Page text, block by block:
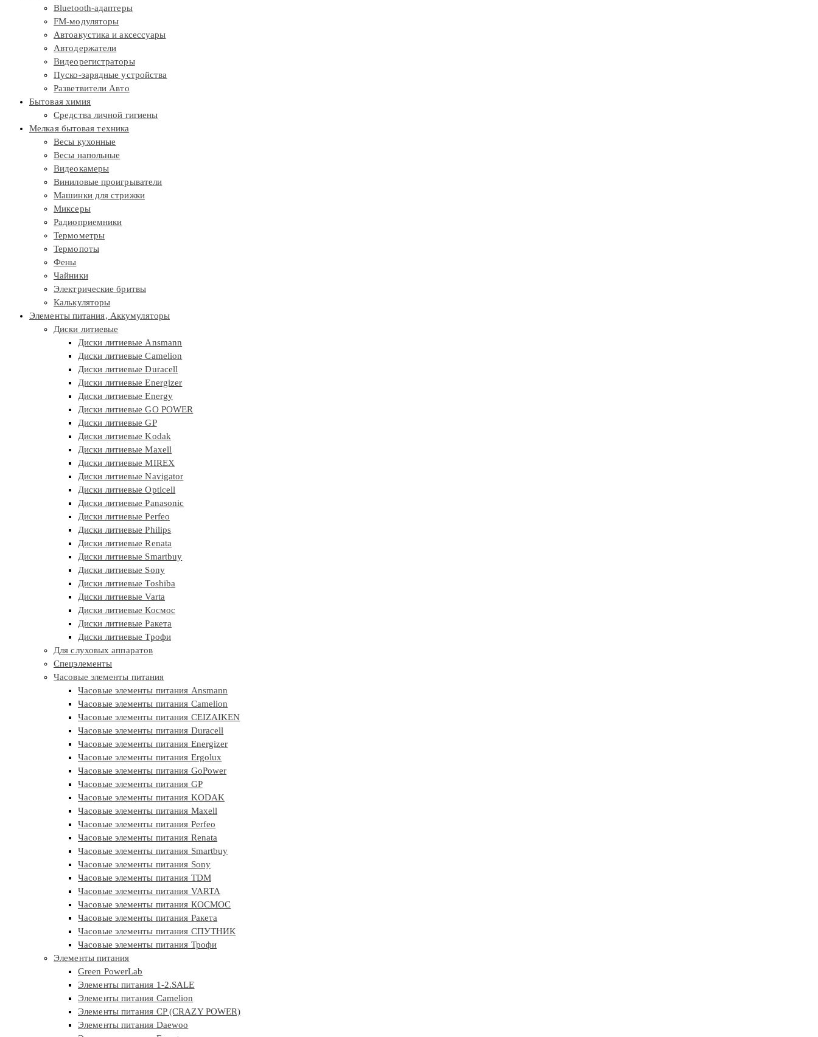
Bluetooth-адаптеры
FM-модуляторы
Автоакустика и аксессуары
Автодержатели
Видеорегистраторы
Пуско-зарядные устройства
Разветвители Авто
Бытовая химия
Средства личной гигиены
Мелкая бытовая техника
Весы кухонные
Весы напольные
Видеокамеры
Виниловые проигрыватели
Машинки для стрижки
Миксеры
Радиоприемники
Термометры
Термопоты
Фены
Чайники
Электрические бритвы
Калькуляторы
Элементы питания, Аккумуляторы
Диски литиевые
Диски литиевые Ansmann
Диски литиевые Camelion
Диски литиевые Duracell
Диски литиевые Energizer
Диски литиевые Energy
Диски литиевые GO POWER
Диски литиевые GP
Диски литиевые Kodak
Диски литиевые Maxell
Диски литиевые MIREX
Диски литиевые Navigator
Диски литиевые Opticell
Диски литиевые Panasonic
Диски литиевые Perfeo
Диски литиевые Philips
Диски литиевые Renata
Диски литиевые Smartbuy
Диски литиевые Sony
Диски литиевые Toshiba
Диски литиевые Varta
Диски литиевые Космос
Диски литиевые Ракета
Диски литиевые Трофи
Для слуховых аппаратов
Спецэлементы
Часовые элементы питания
Часовые элементы питания Ansmann
Часовые элементы питания Camelion
Часовые элементы питания CEIZAIKEN
Часовые элементы питания Duracell
Часовые элементы питания Energizer
Часовые элементы питания Ergolux
Часовые элементы питания GoPower
Часовые элементы питания GP
Часовые элементы питания KODAK
Часовые элементы питания Maxell
Часовые элементы питания Perfeo
Часовые элементы питания Renata
Часовые элементы питания Smartbuy
Часовые элементы питания Sony
Часовые элементы питания TDM
Часовые элементы питания VARTA
Часовые элементы питания КОСМОС
Часовые элементы питания Ракета
Часовые элементы питания СПУТНИК
Часовые элементы питания Трофи
Элементы питания
Green PowerLab
Элементы питания 1-2.SALE
Элементы питания Camelion
Элементы питания CP (CRAZY POWER)
Элементы питания Daewoo